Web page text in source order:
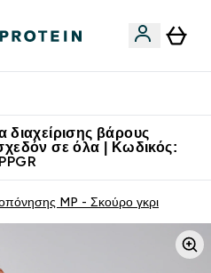
διαχείρισης βάρους
σε όλα | Κωδικός:
MP - Σκούρο γκρι